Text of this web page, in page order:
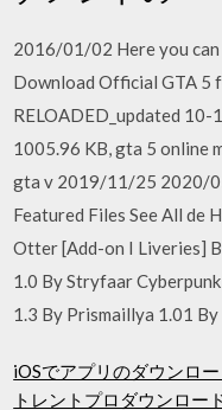
2016/01/02 Here you can
Download Official GTA 5
RELOADED_updated
1005.96 KB, gta 5 online
gta v 2019/11/25 2020/
Featured Files See All de
Otter [Add-on I Liveries]
1.0 By Stryfaar
1.3 By Prismaillya 1.01 By
iOSでアプリのダウンロ
トレントプロダウンロード